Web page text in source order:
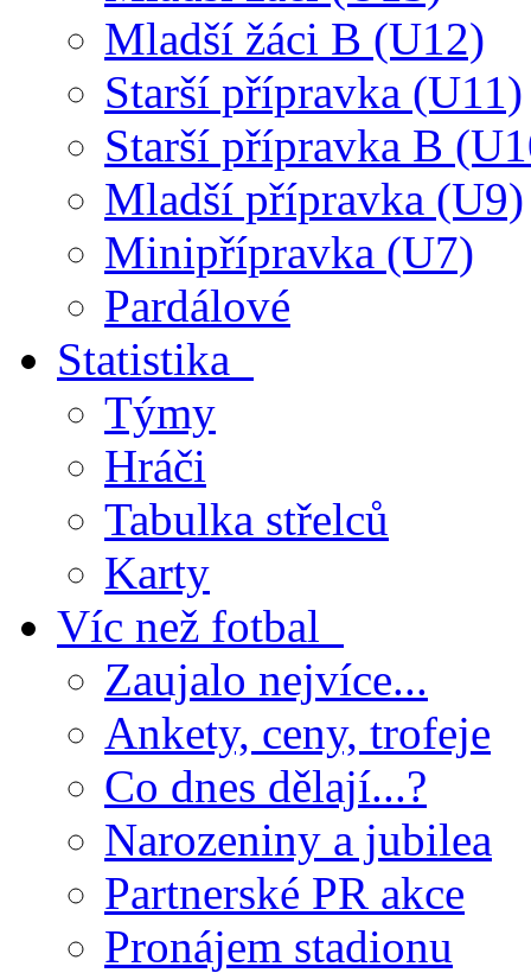
Mladší žáci B (U12)
Starší přípravka (U11)
Starší přípravka B
Mladší přípravka (U9)
Minipřípravka (U7)
Pardálové
Statistika
Týmy
Hráči
Tabulka střelců
Karty
Víc než fotbal
Zaujalo nejvíce...
Ankety, ceny, trofeje
Co dnes dělají...?
Narozeniny a jubilea
Partnerské PR akce
Pronájem stadionu